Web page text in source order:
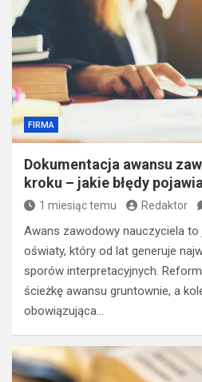
FIRMA
Dokumentacja awansu
kroku – jakie błędy
1 miesiąc temu Redaktor
Awans zawodowy nauczyciela
oświaty, który od lat generuje
sporów interpretacyjnych.
ścieżkę awansu gruntownie, a
obowiązująca…